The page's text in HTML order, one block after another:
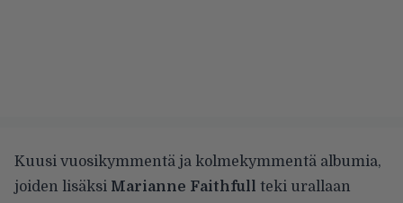
Kuusi vuosikymmentä ja kolmekymmentä albumia,
joiden lisäksi Marianne Faithfull teki urallaan